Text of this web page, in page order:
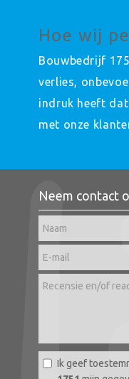
Hoe wij
Bouwbedrijf
verlies,
indruk heeft
met onze
Neem contact
Ik geef